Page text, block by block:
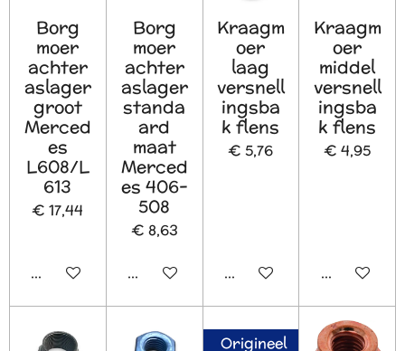
Borg
moer
achter
aslager
groot
Merced
es
L608/L
613
€ 17,44
In winkelwagen
Borg
moer
achter
aslager
standa
ard
maat
Merced
es 406-
508
€ 8,63
In winkelwagen
Kraagm
oer
laag
versnell
ingsba
k flens
€ 5,76
In winkelwagen
Kraagm
oer
middel
versnell
ingsba
k flens
€ 4,95
In
Origineel